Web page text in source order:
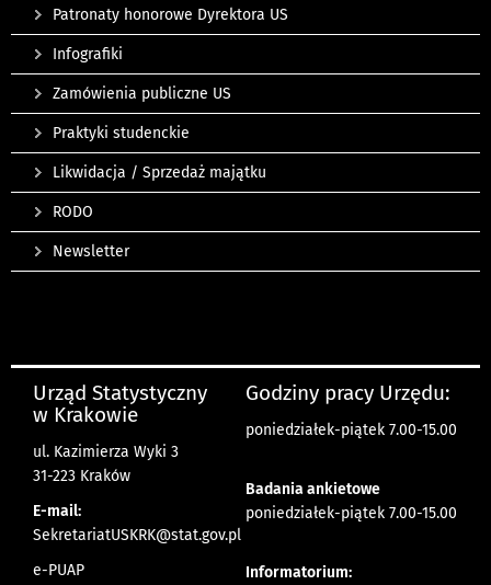
Patronaty honorowe Dyrektora US
Infografiki
Zamówienia publiczne US
Praktyki studenckie
Likwidacja / Sprzedaż majątku
RODO
Newsletter
Urząd Statystyczny
w Krakowie
ul. Kazimierza Wyki 3
31-223 Kraków
E-mail:
SekretariatUSKRK@stat.gov.pl
e-PUAP
Godziny pracy Urzędu:
poniedziałek-piątek 7.00-15.00
Badania ankietowe
poniedziałek-piątek 7.00-15.00
Informatorium: